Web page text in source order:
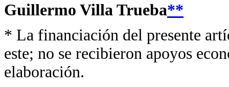
Guillermo Villa Trueba**
* La financiación del presente
este; no se recibieron apoyos
elaboración.